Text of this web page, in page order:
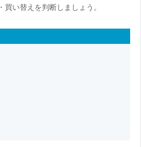
買い替えを判断しましょう。